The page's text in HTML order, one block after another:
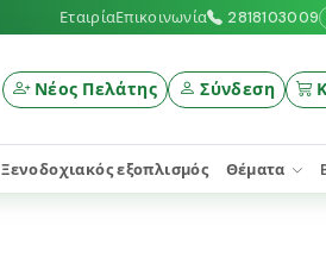
ΕταιρίαΕπικοινωνία 2818103009
Νέος Πελάτης Σύνδεση
Ξενοδοχιακός εξοπλισμός Θέματα